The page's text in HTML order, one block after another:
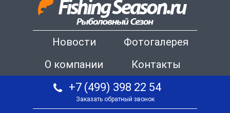
Новости
Фотогалерея
О компании
Контакты
+7 (499) 398 22 54
Заказать обратный звонок